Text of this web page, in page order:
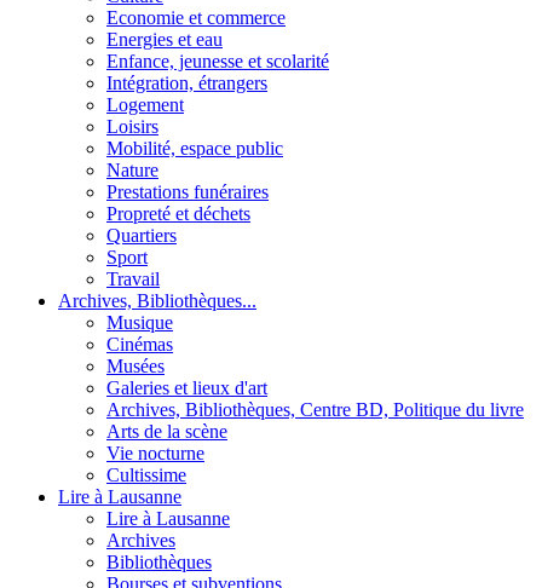
Economie et commerce
Energies et eau
Enfance, jeunesse et scolarité
Intégration, étrangers
Logement
Loisirs
Mobilité, espace public
Nature
Prestations funéraires
Propreté et déchets
Quartiers
Sport
Travail
Archives, Bibliothèques...
Musique
Cinémas
Musées
Galeries et lieux d'art
Archives, Bibliothèques, Centre BD, Politique du livre
Arts de la scène
Vie nocturne
Cultissime
Lire à Lausanne
Lire à Lausanne
Archives
Bibliothèques
Bourses et subventions